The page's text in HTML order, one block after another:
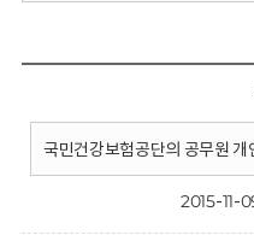
국민건강보험공단의 공무원
2015-11-